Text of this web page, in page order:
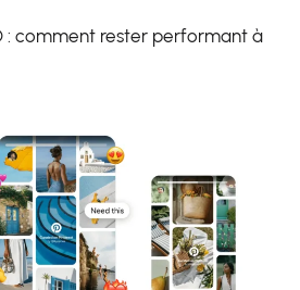
: comment rester performant à